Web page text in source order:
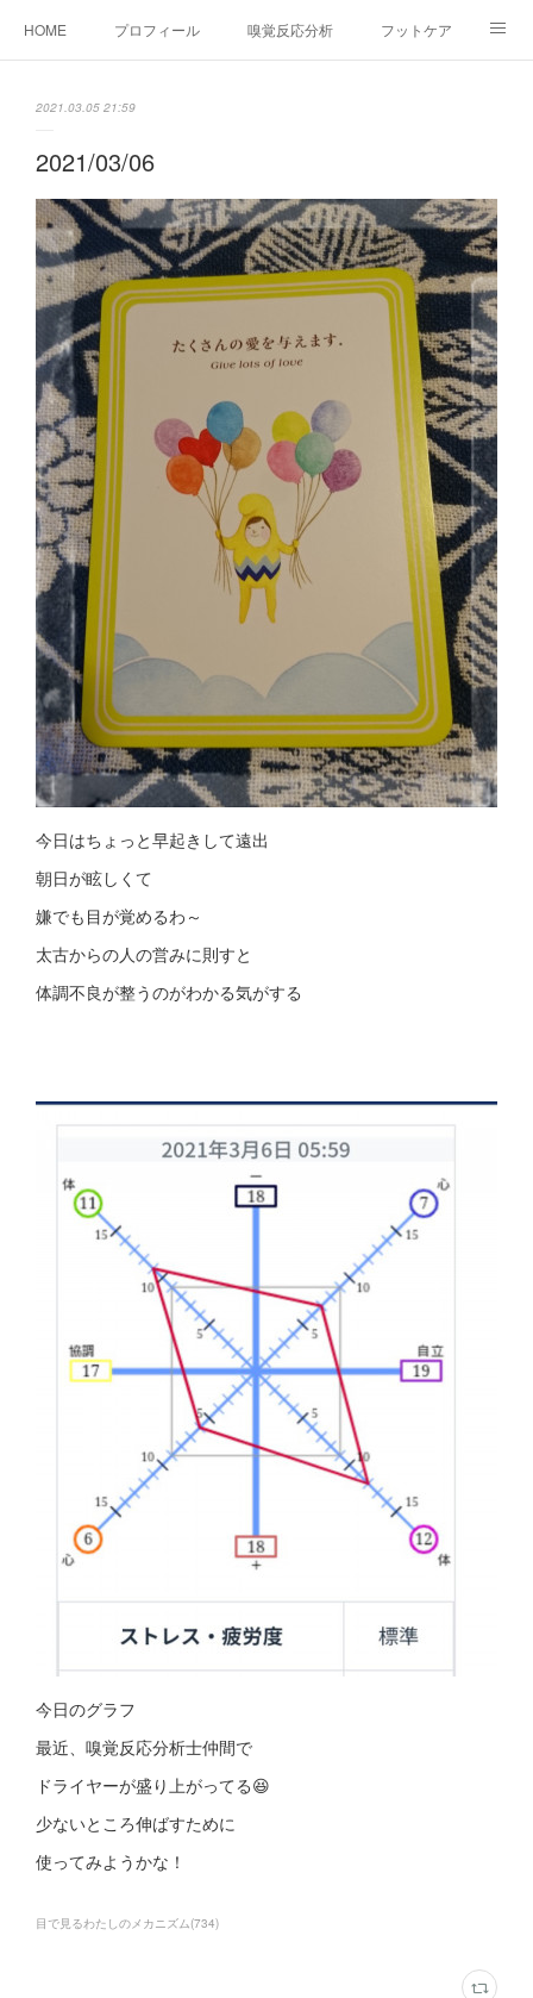
HOME プロフィール 嗅覚反応分析 フットケア
2021.03.05 21:59
2021/03/06
今日はちょっと早起きして遠出
朝日が眩しくて
嫌でも目が覚めるわ～
太古からの人の営みに則すと
体調不良が整うのがわかる気がする
今日のグラフ
最近、嗅覚反応分析士仲間で
ドライヤーが盛り上がってる😆
少ないところ伸ばすために
使ってみようかな！
目で見るわたしのメカニズム(734)